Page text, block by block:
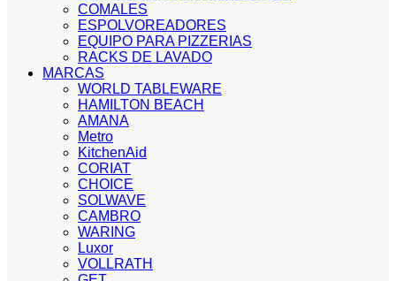
COMALES
ESPOLVOREADORES
EQUIPO PARA PIZZERIAS
RACKS DE LAVADO
MARCAS
WORLD TABLEWARE
HAMILTON BEACH
AMANA
Metro
KitchenAid
CORIAT
CHOICE
SOLWAVE
CAMBRO
WARING
Luxor
VOLLRATH